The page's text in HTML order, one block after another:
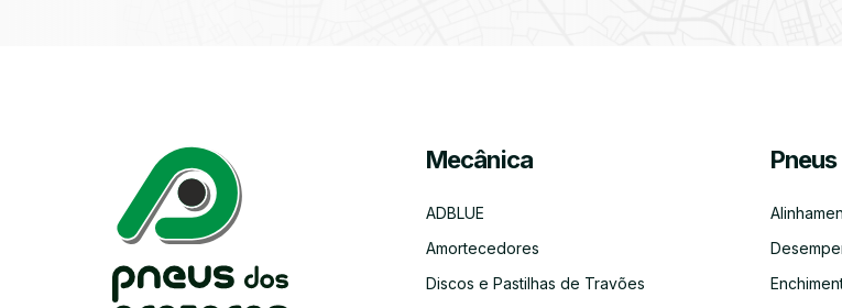
Mecânica
ADBLUE
Amortecedores
Discos e Pastilhas de Travões
Kit